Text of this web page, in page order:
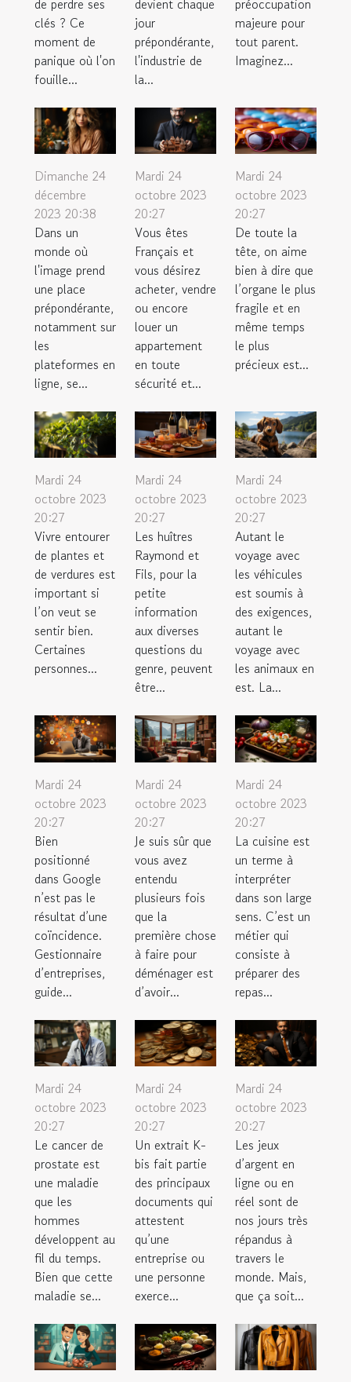
clés ? Ce
moment de
panique où l'on
fouille...
jour
prépondérante,
l'industrie de
la...
majeure pour
tout parent.
Imaginez...
Dimanche 24
décembre
2023 20:38
Dans un
monde où
l'image prend
une place
prépondérante,
notamment sur
les
plateformes en
ligne, se...
Mardi 24
octobre 2023
20:27
Vous êtes
Français et
vous désirez
acheter, vendre
ou encore
louer un
appartement
en toute
sécurité et...
Mardi 24
octobre 2023
20:27
De toute la
tête, on aime
bien à dire que
l’organe le plus
fragile et en
même temps
le plus
précieux est...
Mardi 24
octobre 2023
20:27
Vivre entourer
de plantes et
de verdures est
important si
l’on veut se
sentir bien.
Certaines
personnes...
Mardi 24
octobre 2023
20:27
Les huîtres
Raymond et
Fils, pour la
petite
information
aux diverses
questions du
genre, peuvent
être...
Mardi 24
octobre 2023
20:27
Autant le
voyage avec
les véhicules
est soumis à
des exigences,
autant le
voyage avec
les animaux en
est. La...
Mardi 24
octobre 2023
20:27
Bien
positionné
dans Google
n’est pas le
résultat d’une
coïncidence.
Gestionnaire
d’entreprises,
guide...
Mardi 24
octobre 2023
20:27
Je suis sûr que
vous avez
entendu
plusieurs fois
que la
première chose
à faire pour
déménager est
d’avoir...
Mardi 24
octobre 2023
20:27
La cuisine est
un terme à
interpréter
dans son large
sens. C’est un
métier qui
consiste à
préparer des
repas...
Mardi 24
octobre 2023
20:27
Le cancer de
prostate est
une maladie
que les
hommes
développent au
fil du temps.
Bien que cette
maladie se...
Mardi 24
octobre 2023
20:27
Un extrait K-
bis fait partie
des principaux
documents qui
attestent
qu’une
entreprise ou
une personne
exerce...
Mardi 24
octobre 2023
20:27
Les jeux
d’argent en
ligne ou en
réel sont de
nos jours très
répandus à
travers le
monde. Mais,
que ça soit...